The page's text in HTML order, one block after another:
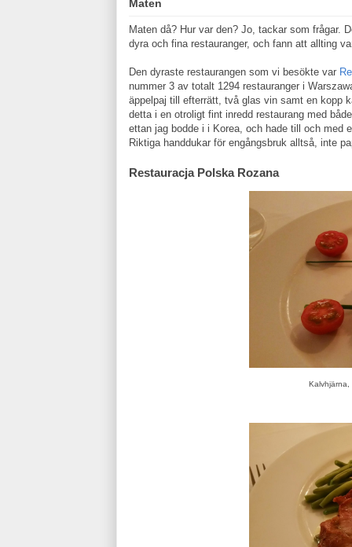
Maten
Maten då? Hur var den? Jo, tackar som frågar.
dyra och fina restauranger, och fann att allting
Den dyraste restaurangen som vi besökte var
nummer 3 av totalt 1294 restauranger i
äppelpaj till efterrätt, två glas vin samt en kopp
detta i en otroligt fint inredd restaurang med
ettan jag bodde i i Korea, och hade till och med
Riktiga handdukar för engångsbruk alltså, inte
Restauracja Polska Rozana